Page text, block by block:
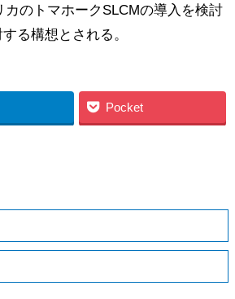
のトマホークSLCMの導入を検討
る構想とされる。
Pocket